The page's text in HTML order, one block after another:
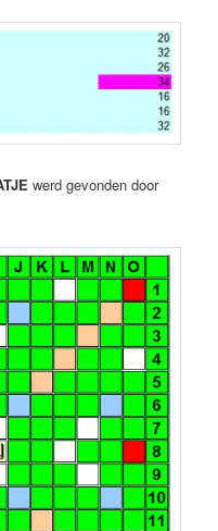
werd gevonden door